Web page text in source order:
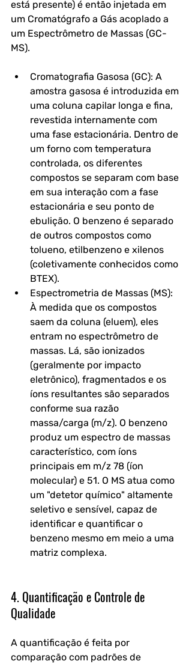
está presente) é então injetada em
um Cromatógrafo a Gás acoplado a
um Espectrômetro de Massas (GC-
MS).
Cromatografia Gasosa (GC): A
amostra gasosa é introduzida em
uma coluna capilar longa e fina,
revestida internamente com
uma fase estacionária. Dentro de
um forno com temperatura
controlada, os diferentes
compostos se separam com base
em sua interação com a fase
estacionária e seu ponto de
ebulição. O benzeno é separado
de outros compostos como
tolueno, etilbenzeno e xilenos
(coletivamente conhecidos como
BTEX).
Espectrometria de Massas (MS):
À medida que os compostos
saem da coluna (eluem), eles
entram no espectrômetro de
massas. Lá, são ionizados
(geralmente por impacto
eletrônico), fragmentados e os
íons resultantes são separados
conforme sua razão
massa/carga (m/z). O benzeno
produz um espectro de massas
característico, com íons
principais em m/z 78 (íon
molecular) e 51. O MS atua como
um "detetor químico" altamente
seletivo e sensível, capaz de
identificar e quantificar o
benzeno mesmo em meio a uma
matriz complexa.
4. Quantificação e Controle de
Qualidade
A quantificação é feita por
comparação com padrões de